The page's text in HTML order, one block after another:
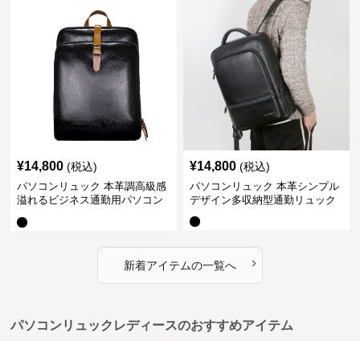
¥14,800 (税込)
パソコンリュック 本革調高級感
溢れるビジネス通勤用パソコン
¥14,800 (税込)
パソコンリュック 本革シンプル
デザイン多収納型通勤リュック
新着アイテムの一覧へ ›
パソコンリュックレディースのおすすめアイテム